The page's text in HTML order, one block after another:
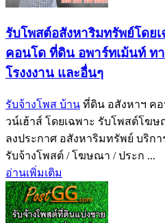
รับโพสต์อสังหาริมทรัพย์โดย
คอนโด ที่ดิน อพาร์ทเม้นท์ ท
โรงงงาน และอื่นๆ
รับจ้างโพส บ้าน ที่ดิน อสังหาฯ ค
วน์เฮ้าส์ โดยเฉพาะ รับโพสต์โฆ
ลงประกาศ อสังหาริมทรัพย์ บริก
รับจ้างโพสต์ / โฆษณา / ประก ...
อ่านเพิ่มเติม